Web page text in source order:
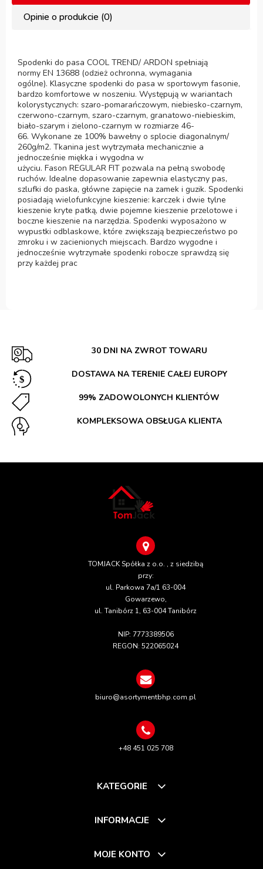
Opinie o produkcie (0)
Spodenki do pasa COOL TREND/ ARDON spełniają
normy EN 13688 (odzież ochronna, wymagania
ogólne). Klasyczne spodenki do pasa w sportowym fasonie,
bardzo komfortowe w noszeniu. Występują w wariantach
kolorystycznych: szaro-pomarańczowym, niebiesko-czarnym,
czerwono-czarnym, szaro-czarnym, granatowo-niebieskim,
biało-szarym i zielono-czarnym w rozmiarze 46-
66. Wykonane ze 100% bawełny o splocie diagonalnym/
260g/m2. Tkanina jest wytrzymała mechanicznie a
jednocześnie miękka i wygodna w
użyciu. Fason REGULAR FIT pozwala na pełną swobodę
ruchów. Idealne dopasowanie zapewnia elastyczny pas,
szlufki do paska, główne zapięcie na zamek i guzik. Spodenki
posiadają wielofunkcyjne kieszenie: karczek i dwie tylne
kieszenie kryte patką, dwie pojemne kieszenie przelotowe i
boczne kieszenie na narzędzia. Spodenki wyposażono w
wypustki odblaskowe, które zwiększają bezpieczeństwo po
zmroku i w zacienionych miejscach. Bardzo wygodne i
jednocześnie wytrzymałe spodenki robocze sprawdzą się
przy każdej prac
30 DNI NA ZWROT TOWARU
DOSTAWA NA TERENIE CAŁEJ EUROPY
99% ZADOWOLONYCH KLIENTÓW
KOMPLEKSOWA OBSŁUGA KLIENTA
TOMJACK Spółka z o.o. , z siedzibą
przy:
ul. Parkowa 7a/1 63-004
Gowarzewo,
ul. Tanibórz 1, 63-004 Tanibórz
NIP: 7773389506
REGON: 522065024
biuro@asortymentbhp.com.pl
+48 451 025 708
KATEGORIE
INFORMACJE
MOJE KONTO